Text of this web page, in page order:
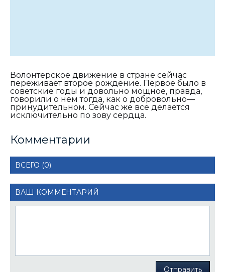
Волонтерское движение в стране сейчас
переживает второе рождение. Первое было в
советские годы и довольно мощное, правда,
говорили о нем тогда, как о добровольно—
принудительном. Сейчас же все делается
исключительно по зову сердца.
Комментарии
ВСЕГО (0)
ВАШ КОММЕНТАРИЙ
Отправить